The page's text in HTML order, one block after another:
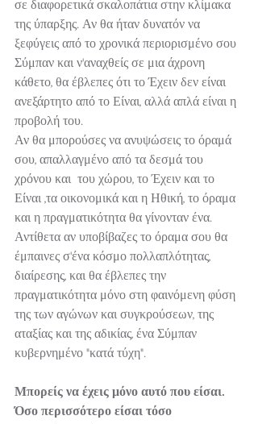
σε διαφορετικά σκαλοπάτια στην κλίμακα
της ύπαρξης. Αν θα ήταν δυνατόν να
ξεφύγεις από το χρονικά περιορισμένο σου
Σύμπαν και ν'αναχθείς σε μια άχρονη
κάθετο, θα έβλεπες ότι το Έχειν δεν είναι
ανεξάρτητο από το Είναι, αλλά απλά είναι η
προβολή του.
Αν θα μπορούσες να ανυψώσεις το όραμά
σου, απαλλαγμένο από τα δεσμά του
χρόνου και  του χώρου, το Έχειν και το
Είναι ,τα οικονομικά και η Ηθική, το όραμα
και η πραγματικότητα θα γίνονταν ένα.
Αντίθετα αν υποβίβαζες το όραμα σου θα
έμπαινες σ'ένα κόσμο πολλαπλότητας,
διαίρεσης, και θα έβλεπες την
πραγματικότητα μόνο στη φαινόμενη φύση
της των αγώνων και συγκρούσεων, της
αταξίας και της αδικίας, ένα Σύμπαν
κυβερνημένο "κατά τύχη".
Μπορείς να έχεις μόνο αυτό που είσαι.
Όσο περισσότερο είσαι τόσο